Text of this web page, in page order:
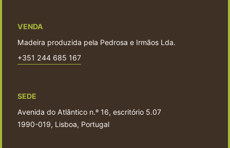
VENDA
Madeira produzida pela Pedrosa e Irmãos Lda.
+351 244 685 167
SEDE
Avenida do Atlântico n.º 16, escritório 5.07
1990-019, Lisboa, Portugal